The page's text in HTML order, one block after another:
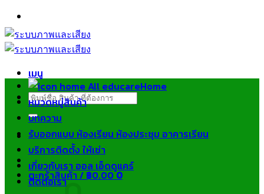
ข้าม
ไป
ยัง
เมนู
ค้นหา:
ตะกร้าสินค้า /฿0.000
Home
หมวดหมู่สินค้า
บทความ
รับออกแบบ ห้องเรียน ห้องประชุม อาคารเรียน
บริการติดตั้ง ให้เช่า
เกี่ยวกับเรา ออล เอ็ดดูแคร์
ติดต่อเรา